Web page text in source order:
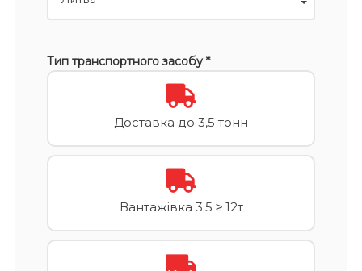
Тип транспортного засобу *
Доставка до 3,5 тонн
Вантажівка 3.5 ≥ 12т